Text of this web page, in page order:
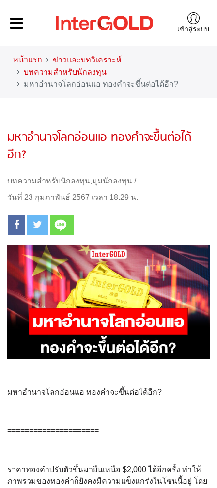
เข้าสู่ระบบ
หน้าแรก
ข่าวและบทวิเคราะห์
บทความสำหรับนักลงทุน
มหาอำนาจโลกอ่อนแอ ทองคำจะขึ้นต่อได้อีก?
มหาอำนาจโลกอ่อนแอ ทองคำจะขึ้นต่อได้
อีก?
บทความสำหรับนักลงทุน,มุมนักลงทุน /
วันที่ 23 กุมภาพันธ์ 2567 เวลา 18.29 น.
มหาอำนาจโลกอ่อนแอ ทองคำจะขึ้นต่อได้อีก?
=====================
ราคาทองคำปรับตัวขึ้นมายืนเหนือ $2,000 ได้อีกครั้ง ทำให้
ภาพรวมของทองคำก็ยังคงมีความแข็งแกร่งในโซนนี้อยู่ โดย